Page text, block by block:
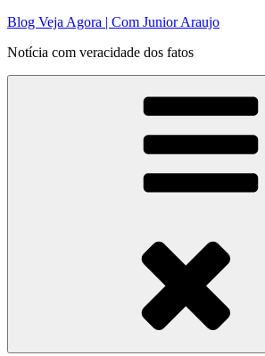
Pular
o
Blog Veja Agora | Com Junior Araujo
Notícia com veracidade dos fatos